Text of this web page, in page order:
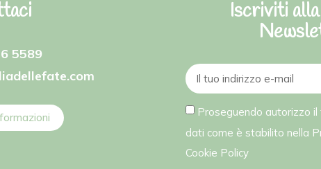
5589
Iscriviti
Proseguendo autorizzo
dati come è stabilito nella
Cookie Policy